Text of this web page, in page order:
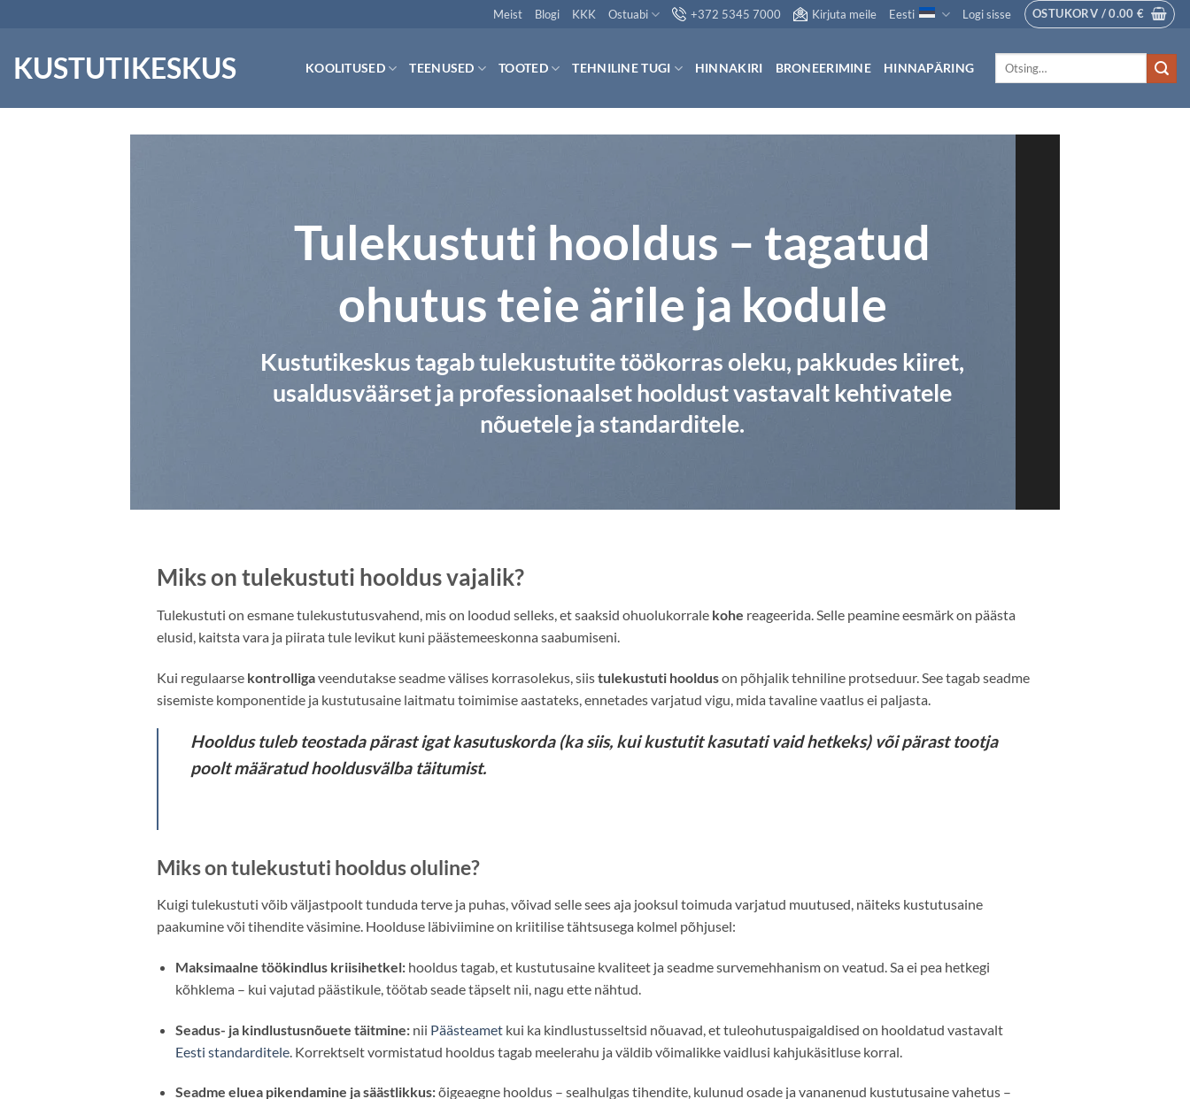
content
Meist Blogi KKK Ostuabi +372 5345 7000 Kirjuta meile Eesti Logi sisse OSTUKORV /0.00€
KUSTUTIKESKUS KOOLITUSED TEENUSED TOOTED TEHNILINE TUGI HINNAKIRI BRONEERIMINE HINNAPÄRING Otsi:
Tulekustuti hooldus – tagatud
ohutus teie ärile ja kodule
Kustutikeskustagab tulekustutite töökorras oleku, pakkudes kiiret,
usaldusväärset ja professionaalset hooldust vastavalt kehtivatele
nõuetele ja standarditele.
Miks on tulekustuti hooldus vajalik?
Tulekustuti on esmane tulekustutusvahend, mis on loodud selleks, et saaksid ohuolukorrale kohe reageerida. Selle peamine eesmärk on päästa
elusid, kaitsta vara ja piirata tule levikut kuni päästemeeskonna saabumiseni.
Kui regulaarse kontrolligaveendutakse seadme välises korrasolekus, siistulekustuti hoolduson põhjalik tehniline protseduur. See tagab seadme
sisemiste komponentide ja kustutusaine laitmatu toimimise aastateks, ennetades varjatud vigu, mida tavaline vaatlus ei paljasta.
Hooldus tuleb teostada pärast igat kasutuskorda (ka siis, kui kustutit kasutati vaid hetkeks) või pärast tootja
poolt määratud hooldusvälba täitumist.
Miks on tulekustuti hooldus oluline?
Kuigi tulekustuti võib väljastpoolt tunduda terve ja puhas, võivad selle sees aja jooksul toimuda varjatud muutused, näiteks kustutusaine
paakumine või tihendite väsimine. Hoolduse läbiviimine on kriitilise tähtsusega kolmel põhjusel:
Maksimaalne töökindlus kriisihetkel:hooldus tagab, et kustutusaine kvaliteet ja seadme survemehhanism on veatud. Sa ei pea hetkegi
kõhklema – kui vajutad päästikule, töötab seade täpselt nii, nagu ette nähtud.
Seadus- ja kindlustusnõuete täitmine:nii Päästeametkui ka kindlustusseltsid nõuavad, et tuleohutuspaigaldised on hooldatud vastavalt
Eesti standarditele. Korrektselt vormistatud hooldus tagab meelerahu ja väldib võimalikke vaidlusi kahjukäsitluse korral.
Seadme eluea pikendamine ja säästlikkus:õigeaegne hooldus – sealhulgas tihendite, kulunud osade ja vananenud kustutusaine vahetus –